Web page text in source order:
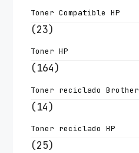
Toner Compatible HP
(23)
Toner HP
(164)
Toner reciclado Brother
(14)
Toner reciclado HP
(25)